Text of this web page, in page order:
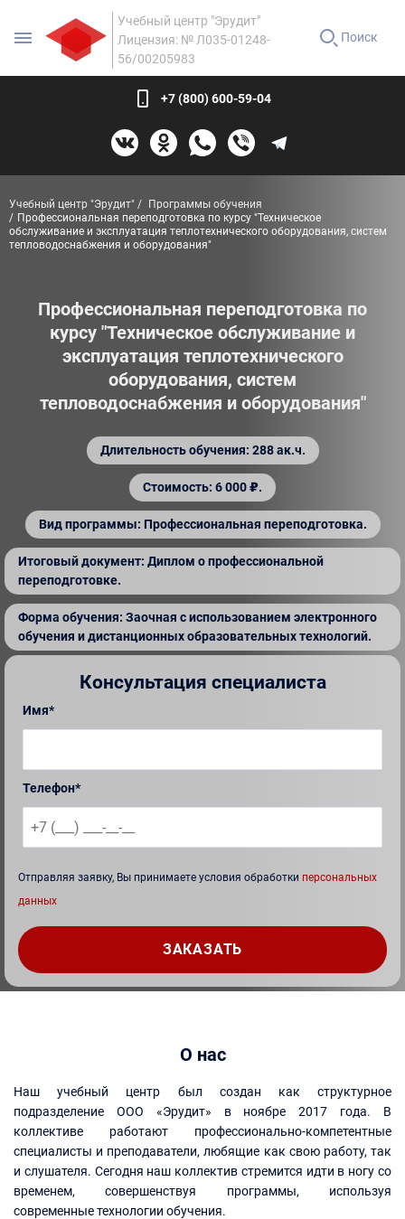
Учебный центр "Эрудит"
Лицензия: № Л035-01248-
56/00205983
Поиск
+7 (800) 600-59-04
Учебный центр "Эрудит"
Программы обучения
Профессиональная переподготовка по курсу "Техническое
обслуживание и эксплуатация теплотехнического оборудования, систем
тепловодоснабжения и оборудования"
Профессиональная переподготовка по
курсу "Техническое обслуживание и
эксплуатация теплотехнического
оборудования, систем
тепловодоснабжения и оборудования"
Длительность обучения: 288 ак.ч.
Стоимость: 6 000 ₽.
Вид программы: Профессиональная переподготовка.
Итоговый документ: Диплом о профессиональной
переподготовке.
Форма обучения: Заочная с использованием электронного
обучения и дистанционных образовательных технологий.
Консультация специалиста
Имя*
Телефон*
Отправляя заявку, Вы принимаете условия обработки персональных
данных
О нас
Наш учебный центр был создан как структурное
подразделение ООО «Эрудит» в ноябре 2017 года. В
коллективе работают профессионально-компетентные
специалисты и преподаватели, любящие как свою работу, так
и слушателя. Сегодня наш коллектив стремится идти в ногу со
временем, совершенствуя программы, используя
современные технологии обучения.